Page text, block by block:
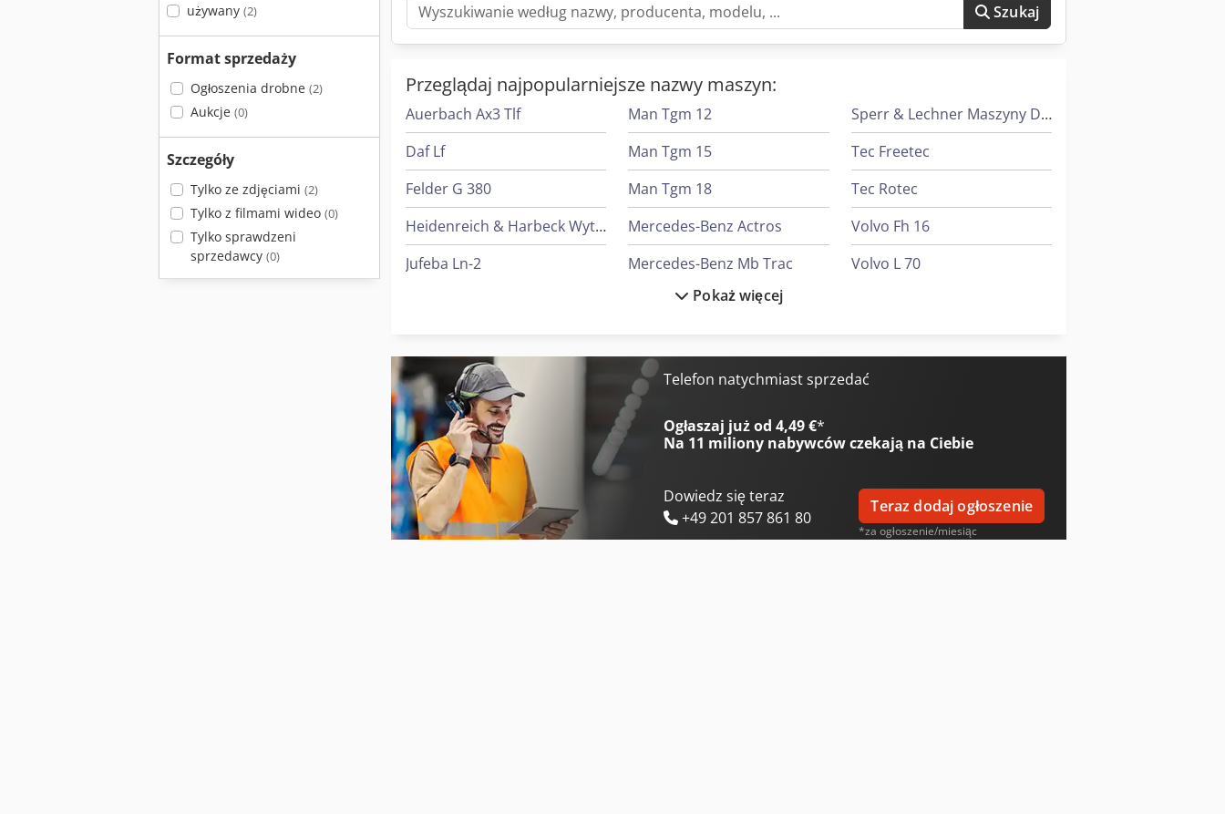
używany (2)
Format sprzedaży
Ogłoszenia drobne (2)
Aukcje (0)
Szczegóły
Tylko ze zdjęciami (2)
Tylko z filmami wideo (0)
Tylko sprawdzeni
sprzedawcy (0)
Szukaj
Przeglądaj najpopularniejsze nazwy maszyn:
Auerbach Ax3 Tlf
Daf Lf
Felder G 380
Heidenreich & Harbeck Wytaczarki Do Otworów Głębokich
Jufeba Ln-2
Man Tgl 10
Man Tgl 7
Man Tgm 12
Man Tgm 15
Man Tgm 18
Mercedes-Benz Actros
Mercedes-Benz Mb Trac
Mercedes-Benz Sprinter 500
Mercedes-Benz Vario
Merlo Tf 33.7-115
Sperr & Lechner Maszyny Do Cięcia
Tec Freetec
Tec Rotec
Volvo Fh 16
Volvo L 70
Pokaż więcej
Telefon natychmiast sprzedać
Ogłaszaj już od 4,49 €*
Na 11 miliony nabywcówczekają na Ciebie
Dowiedz się teraz
+49 201 857 861 80
Teraz dodaj ogłoszenie
*za ogłoszenie/miesiąc